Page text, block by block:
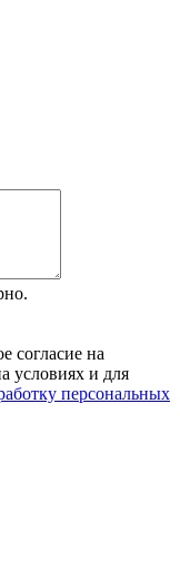
согласие на
условиях и для
персональных